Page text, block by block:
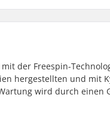
mit der Freespin-
hergestellten und mit
wird durch einen